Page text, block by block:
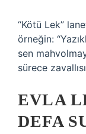
“Kötü Lek”
örneğin:
sen
sürece
EVLA
DEFA